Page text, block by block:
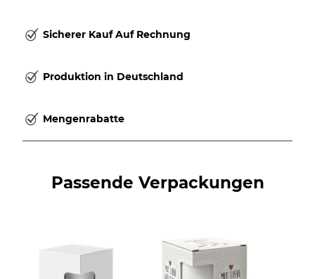
Sicherer Kauf Auf Rechnung
Produktion in Deutschland
Mengenrabatte
Passende Verpackungen